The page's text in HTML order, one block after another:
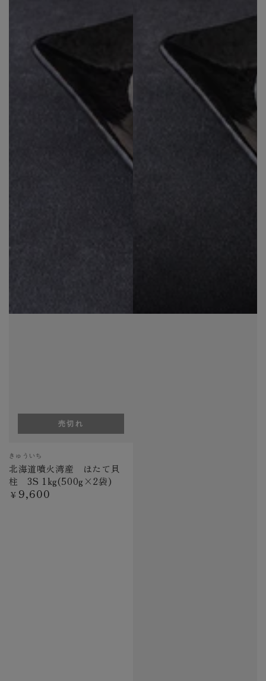
ベ
ン
ダ
ー
きゅういち
北海道噴火湾産 ほたて貝
柱 3S 1kg(500g×2袋)
定
¥ 9,600
売切れ